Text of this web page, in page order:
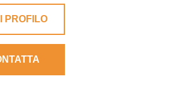
PROFILO